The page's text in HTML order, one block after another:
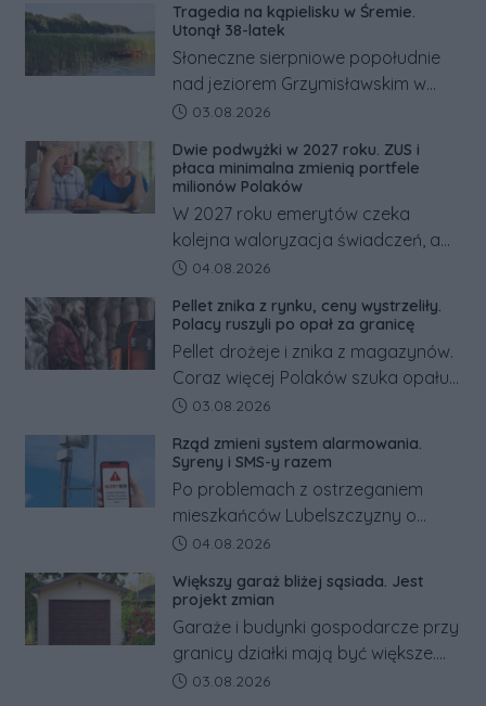
Tragedia na kąpielisku w Śremie.
Utonął 38-latek
Słoneczne sierpniowe popołudnie
nad jeziorem Grzymisławskim w
powiecie śremskim zakończyło się
odwrócić nawet natychmiastowe
działania służb ratunkowych.
Data dodania artykułu:
03.08.2026
Dwie podwyżki w 2027 roku. ZUS i
płaca minimalna zmienią portfele
milionów Polaków
W 2027 roku emerytów czeka
kolejna waloryzacja świadczeń, a
pracowników podwyżka płacy
tym zmianom zyskają.
Data dodania artykułu:
04.08.2026
Pellet znika z rynku, ceny wystrzeliły.
Polacy ruszyli po opał za granicę
Pellet drożeje i znika z magazynów.
Coraz więcej Polaków szuka opału
za granicą, gdzie bywa nawet
Co się dzieje?
Data dodania artykułu:
03.08.2026
Rząd zmieni system alarmowania.
Syreny i SMS-y razem
Po problemach z ostrzeganiem
mieszkańców Lubelszczyzny o
rosyjskim zagrożeniu rząd
alarmowych, alertów RCB i aplikacji
w jeden system.
Data dodania artykułu:
04.08.2026
Większy garaż bliżej sąsiada. Jest
projekt zmian
Garaże i budynki gospodarcze przy
granicy działki mają być większe.
Projekt zaostrza też zasady
Data dodania artykułu:
03.08.2026